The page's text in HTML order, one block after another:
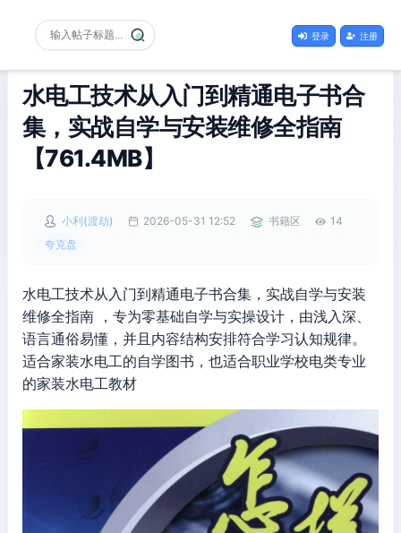
登录 注册
水电工技术从入门到精通电子书合
集，实战自学与安装维修全指南
【761.4MB】
小利(渡劫) 2026-05-31 12:52 书籍区
14
夸克盘
水电工技术从入门到精通电子书合集，实战自学与安装
维修全指南 ，专为零基础自学与实操设计，由浅入深、
语言通俗易懂，并且内容结构安排符合学习认知规律。
适合家装水电工的自学图书，也适合职业学校电类专业
的家装水电工教材